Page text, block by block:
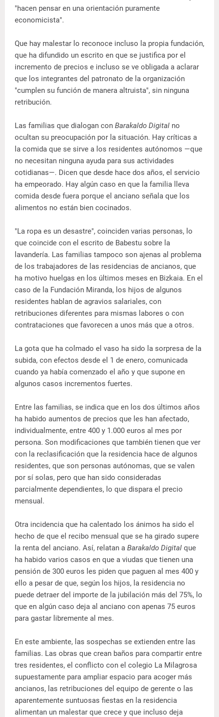
"hacen pensar en una orientación puramente
economicista".
Que hay malestar lo reconoce incluso la propia fundación,
que ha difundido un escrito en que se justifica por el
incremento de precios e incluso se ve obligada a aclarar
que los integrantes del patronato de la organización
"cumplen su función de manera altruista", sin ninguna
retribución.
Las familias que dialogan con Barakaldo Digital no
ocultan su preocupación por la situación. Hay críticas a
la comida que se sirve a los residentes autónomos —que
no necesitan ninguna ayuda para sus actividades
cotidianas—. Dicen que desde hace dos años, el servicio
ha empeorado. Hay algún caso en que la familia lleva
comida desde fuera porque el anciano señala que los
alimentos no están bien cocinados.
"La ropa es un desastre", coinciden varias personas, lo
que coincide con el escrito de Babestu sobre la
lavandería. Las familias tampoco son ajenas al problema
de los trabajadores de las residencias de ancianos, que
ha motivo huelgas en los últimos meses en Bizkaia. En el
caso de la Fundación Miranda, los hijos de algunos
residentes hablan de agravios salariales, con
retribuciones diferentes para mismas labores o con
contrataciones que favorecen a unos más que a otros.
La gota que ha colmado el vaso ha sido la sorpresa de la
subida, con efectos desde el 1 de enero, comunicada
cuando ya había comenzado el año y que supone en
algunos casos incrementos fuertes.
Entre las familias, se indica que en los dos últimos años
ha habido aumentos de precios que les han afectado,
individualmente, entre 400 y 1.000 euros al mes por
persona. Son modificaciones que también tienen que ver
con la reclasificación que la residencia hace de algunos
residentes, que son personas autónomas, que se valen
por sí solas, pero que han sido consideradas
parcialmente dependientes, lo que dispara el precio
mensual.
Otra incidencia que ha calentado los ánimos ha sido el
hecho de que el recibo mensual que se ha girado supere
la renta del anciano. Así, relatan a Barakaldo Digital que
ha habido varios casos en que a viudas que tienen una
pensión de 300 euros les piden que paguen al mes 400 y
ello a pesar de que, según los hijos, la residencia no
puede detraer del importe de la jubilación más del 75%, lo
que en algún caso deja al anciano con apenas 75 euros
para gastar libremente al mes.
En este ambiente, las sospechas se extienden entre las
familias. Las obras que crean baños para compartir entre
tres residentes, el conflicto con el colegio La Milagrosa
supuestamente para ampliar espacio para acoger más
ancianos, las retribuciones del equipo de gerente o las
aparentemente suntuosas fiestas en la residencia
alimentan un malestar que crece y que incluso deja